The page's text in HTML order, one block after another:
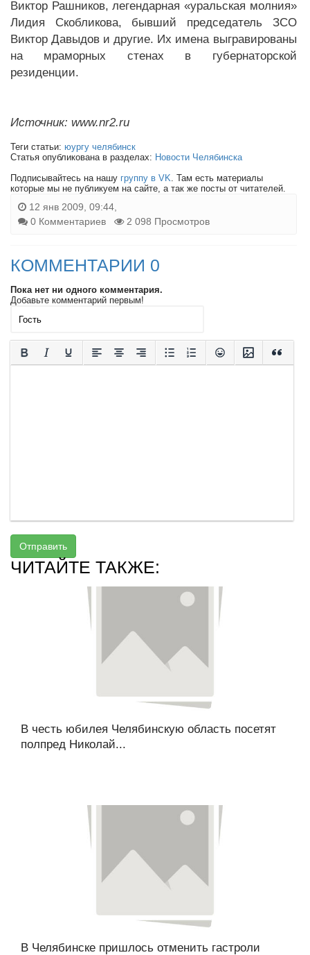
Виктор Рашников, легендарная «уральская молния»
Лидия Скобликова, бывший председатель ЗСО
Виктор Давыдов и другие. Их имена выгравированы
на мраморных стенах в губернаторской
резиденции.
Источник: www.nr2.ru
Теги статьи: юургу челябинск
Статья опубликована в разделах: Новости Челябинска
Подписывайтесь на нашу группу в VK. Там есть материалы
которые мы не публикуем на сайте, а так же посты от читателей.
12 янв 2009, 09:44,
0 Комментариев
2 098 Просмотров
КОММЕНТАРИИ 0
Пока нет ни одного комментария.
Добавьте комментарий первым!
Отправить
ЧИТАЙТЕ ТАКЖЕ:
В честь юбилея Челябинскую область посетят
полпред Николай...
В Челябинске пришлось отменить гастроли